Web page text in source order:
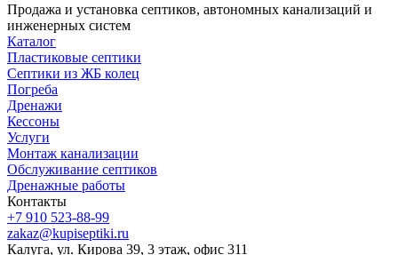
Продажа и установка септиков, автономных канализаций и
инженерных систем
Каталог
Пластиковые септики
Септики из ЖБ колец
Погреба
Дренажи
Кессоны
Услуги
Монтаж канализации
Обслуживание септиков
Дренажные работы
Контакты
+7 910 523-88-99
zakaz@kupiseptiki.ru
Калуга, ул. Кирова 39, 3 этаж, офис 311